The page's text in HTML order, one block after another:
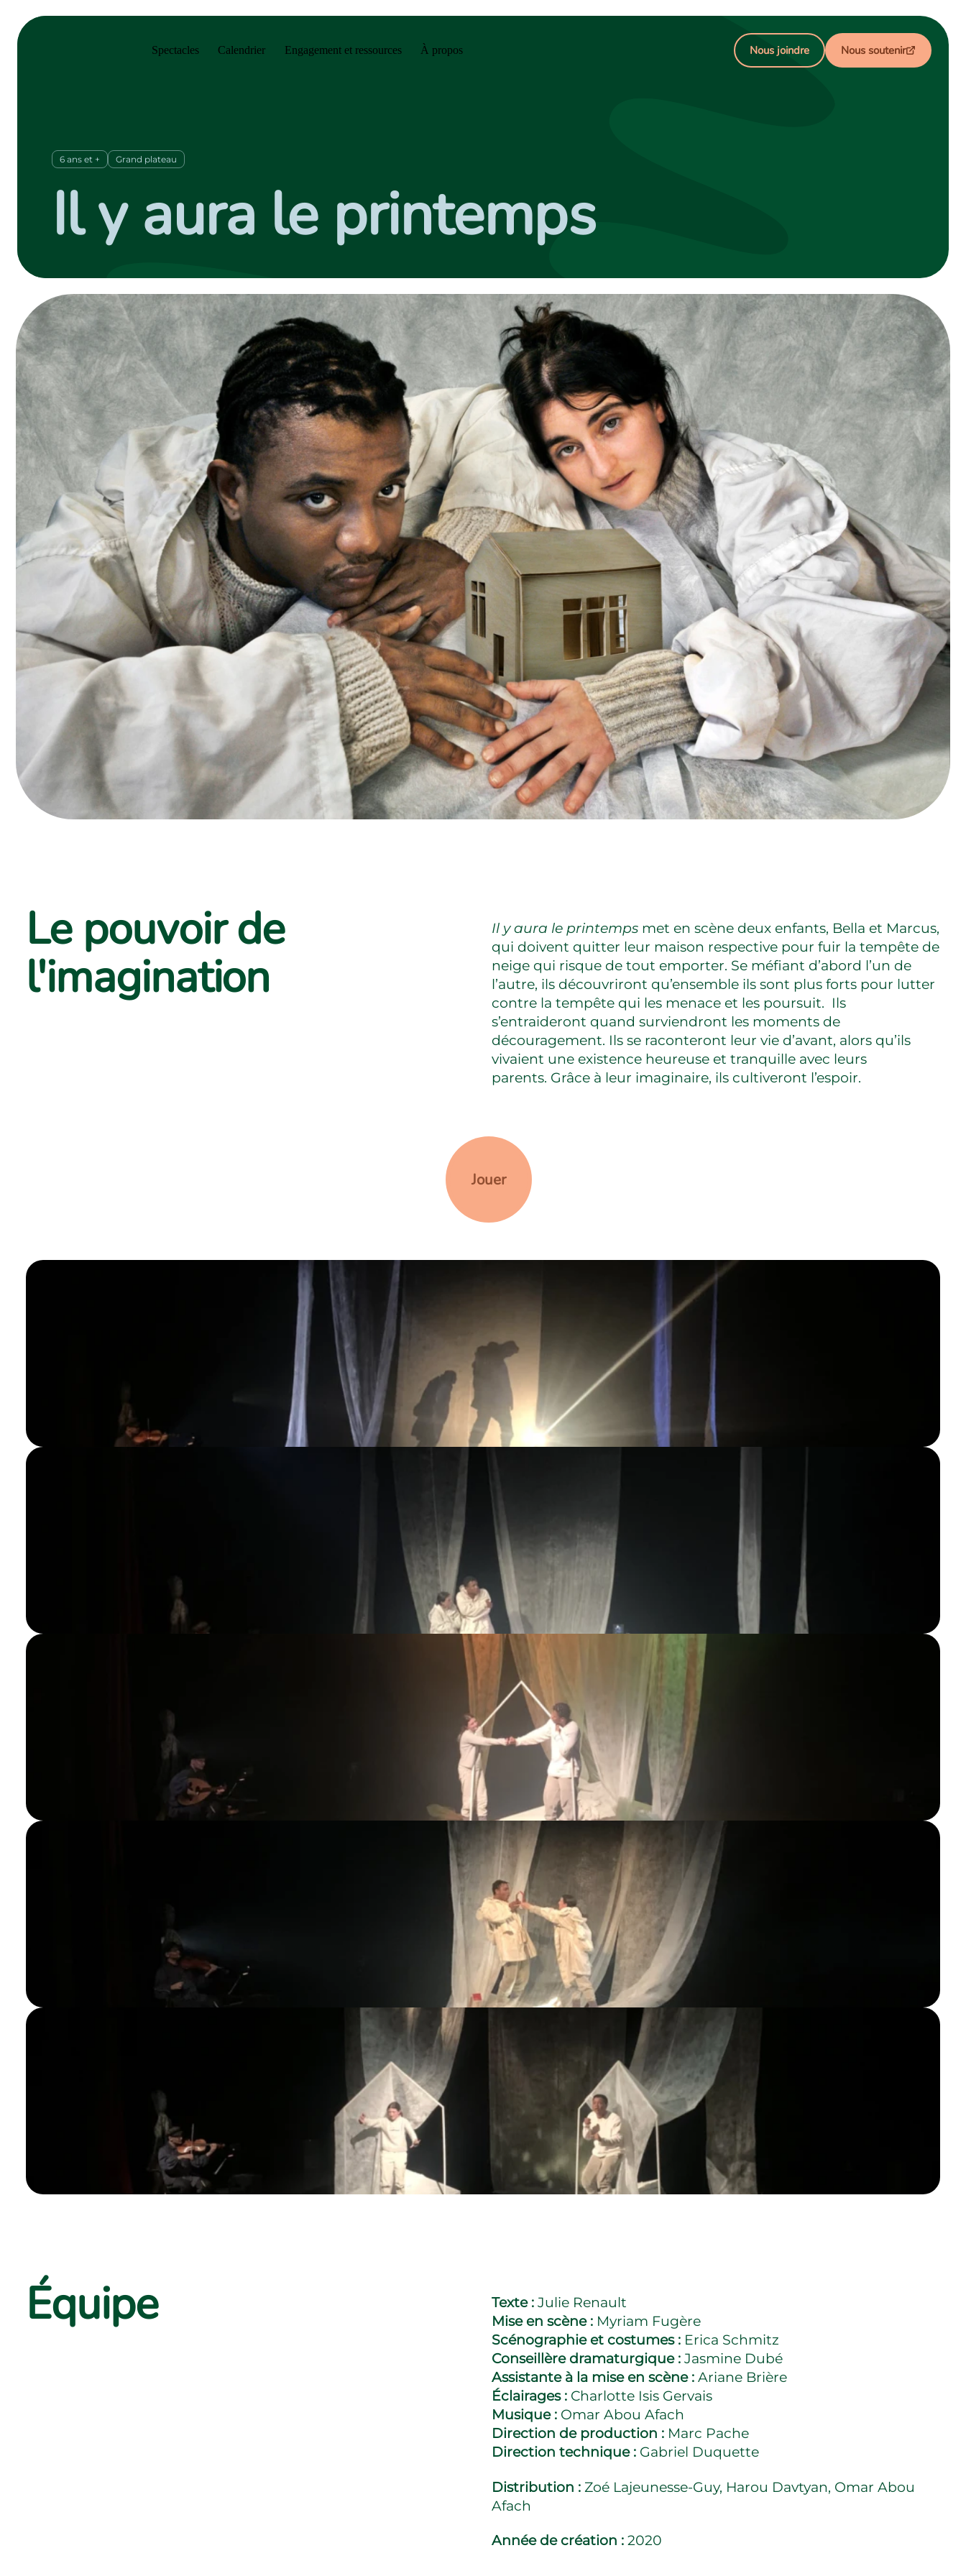
Sauter au contenu principal
Sauter au pied de page
Spectacles
Calendrier Engagement et ressources À propos Nous joindre Nous soutenir
6 ans et + Grand plateau
Il y aura le printemps
Le pouvoir de
l'imagination
Il y aura le printemps met en scène deux enfants, Bella et Marcus,
qui doivent quitter leur maison respective pour fuir la tempête de
neige qui risque de tout emporter. Se méfiant d’abord l’un de
l’autre, ils découvriront qu’ensemble ils sont plus forts pour lutter
contre la tempête qui les menace et les poursuit. Ils
s’entraideront quand surviendront les moments de
découragement. Ils se raconteront leur vie d’avant, alors qu’ils
vivaient une existence heureuse et tranquille avec leurs
parents. Grâce à leur imaginaire, ils cultiveront l’espoir.
Jouer
Équipe Texte : Julie Renault
Mise en scène : Myriam Fugère
Scénographie et costumes : Erica Schmitz
Conseillère dramaturgique : Jasmine Dubé
Assistante à la mise en scène : Ariane Brière
Éclairages : Charlotte Isis Gervais
Musique : Omar Abou Afach
Direction de production : Marc Pache
Direction technique : Gabriel Duquette
Distribution : Zoé Lajeunesse-Guy, Harou Davtyan, Omar Abou
Afach
Année de création : 2020